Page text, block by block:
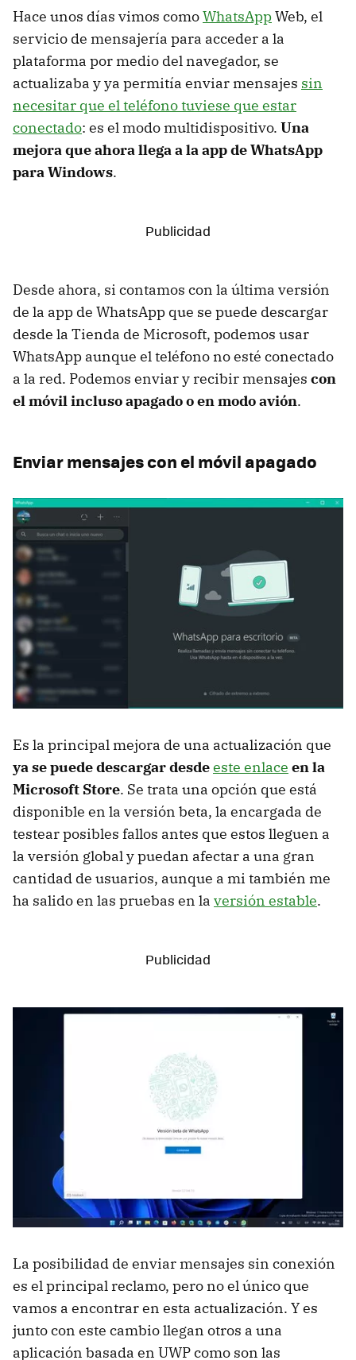
Hace unos días vimos comoWhatsAppWeb, el
servicio de mensajería para acceder a la
plataforma por medio del navegador, se
actualizaba y ya permitía enviar mensajes sin
necesitar que el teléfono tuviese que estar
conectado: es el modo multidispositivo. Una
mejora que ahora llega a la app de WhatsApp
para Windows.
Desde ahora, si contamos con la última versión
de la app de WhatsApp que se puede descargar
desde la Tienda de Microsoft, podemos usar
WhatsApp aunque el teléfono no esté conectado
a la red. Podemos enviar y recibir mensajes con
el móvil incluso apagado o en modo avión.
Enviar mensajes con el móvil apagado
Es la principal mejora de una actualización que
ya se puede descargar desdeeste enlace en la
Microsoft Store. Se trata una opción que está
disponible en la versión beta, la encargada de
testear posibles fallos antes que estos lleguen a
la versión global y puedan afectar a una gran
cantidad de usuarios, aunque a mi también me
ha salido en las pruebas en la versión estable.
La posibilidad de enviar mensajes sin conexión
es el principal reclamo, pero no el único que
vamos a encontrar en esta actualización. Y es
junto con este cambio llegan otros a una
aplicación basada en UWP como son las